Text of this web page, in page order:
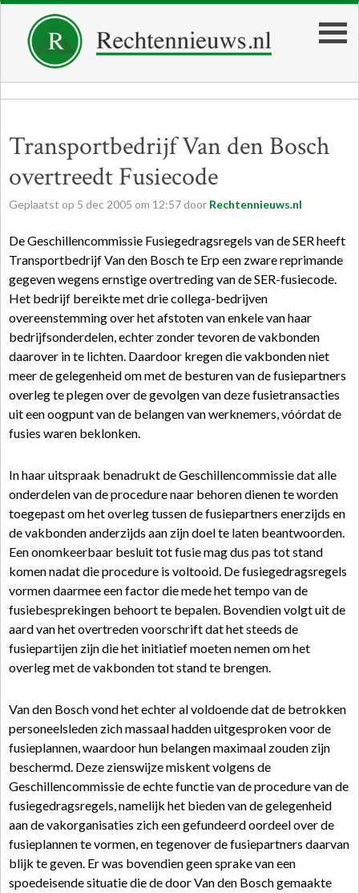
Transportbedrijf Van den Bosch
overtreedt Fusiecode
Geplaatst op 5 dec 2005 om 12:57 door Rechtennieuws.nl
De Geschillencommissie Fusiegedragsregels van de SER heeft
Transportbedrijf Van den Bosch te Erp een zware reprimande
gegeven wegens ernstige overtreding van de SER-fusiecode.
Het bedrijf bereikte met drie collega-bedrijven
overeenstemming over het afstoten van enkele van haar
bedrijfsonderdelen, echter zonder tevoren de vakbonden
daarover in te lichten. Daardoor kregen die vakbonden niet
meer de gelegenheid om met de besturen van de fusiepartners
overleg te plegen over de gevolgen van deze fusietransacties
uit een oogpunt van de belangen van werknemers, vóórdat de
fusies waren beklonken.
In haar uitspraak benadrukt de Geschillencommissie dat alle
onderdelen van de procedure naar behoren dienen te worden
toegepast om het overleg tussen de fusiepartners enerzijds en
de vakbonden anderzijds aan zijn doel te laten beantwoorden.
Een onomkeerbaar besluit tot fusie mag dus pas tot stand
komen nadat die procedure is voltooid. De fusiegedragsregels
vormen daarmee een factor die mede het tempo van de
fusiebesprekingen behoort te bepalen. Bovendien volgt uit de
aard van het overtreden voorschrift dat het steeds de
fusiepartijen zijn die het initiatief moeten nemen om het
overleg met de vakbonden tot stand te brengen.
Van den Bosch vond het echter al voldoende dat de betrokken
personeelsleden zich massaal hadden uitgesproken voor de
fusieplannen, waardoor hun belangen maximaal zouden zijn
beschermd. Deze zienswijze miskent volgens de
Geschillencommissie de echte functie van de procedure van de
fusiegedragsregels, namelijk het bieden van de gelegenheid
aan de vakorganisaties zich een gefundeerd oordeel over de
fusieplannen te vormen, en tegenover de fusiepartners daarvan
blijk te geven. Er was bovendien geen sprake van een
spoedeisende situatie die de door Van den Bosch gemaakte